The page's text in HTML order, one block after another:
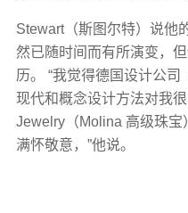
Stewart（斯图尔特）说他
然已随时间而有所演变，
历。 “我觉得德国设计公司
现代和概念设计方法对我
Jewelry（Molina 高级珠
满怀敬意，”他说。